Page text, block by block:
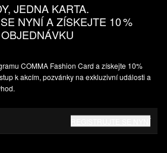
JEDNA KARTA.
NYNÍ A ZÍSKEJTE 10 %
COMMA Fashion Card a získejte 10%
k akcím, pozvánky na exkluzivní události a